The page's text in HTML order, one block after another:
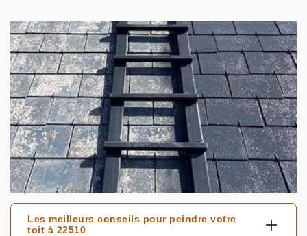
Les meilleurs conseils pour peindre votre
toit à 22510